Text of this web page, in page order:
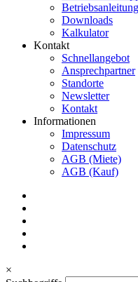
Downloads
Kalkulator
Kontakt
Schnellangebot
Ansprechpartner
Standorte
Newsletter
Kontakt
Informationen
Impressum
Datenschutz
AGB (Miete)
AGB (Kauf)
×